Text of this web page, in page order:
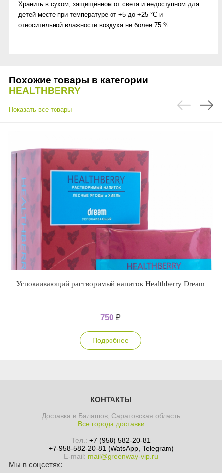
Хранить в сухом, защищённом от света и недоступном для
детей месте при температуре от +5 до +25 °С и
относительной влажности воздуха не более 75 %.
Похожие товары в категории
HEALTHBERRY
Показать все товары
Успокаивающий растворимый напиток Healthberry Dream
750 ₽
Подробнее
КОНТАКТЫ
Доставка в Балашов, Саратовская область
Все города доставки
Тел.: +7 (958) 582-20-81
+7-958-582-20-81 (WatsApp, Telegram)
E-mail: mail@greenway-vip.ru
Мы в соцсетях: